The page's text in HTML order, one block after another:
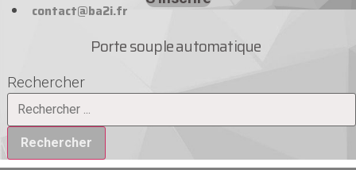
contact@ba2i.fr
Porte souple automatique
Rechercher
Rechercher